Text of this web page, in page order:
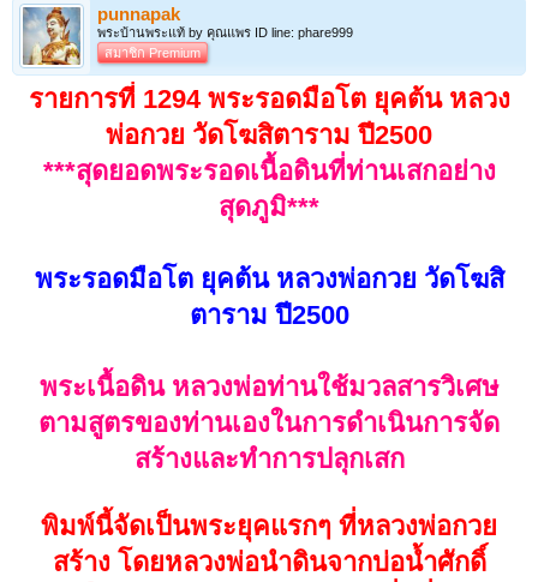
punnapak
พระบ้านพระแท้ by คุณแพร ID line: phare999
สมาชิก Premium
รายการที่ 1294 พระรอดมือโต ยุคต้น หลวง
พ่อกวย วัดโฆสิตาราม ปี2500
***สุดยอดพระรอดเนื้อดินที่ท่านเสกอย่าง
สุดภูมิ***
พระรอดมือโต ยุคต้น หลวงพ่อกวย วัดโฆสิ
ตาราม ปี2500
พระเนื้อดิน หลวงพ่อท่านใช้มวลสารวิเศษ
ตามสูตรของท่านเองในการดำเนินการจัด
สร้างและทำการปลุกเสก
พิมพ์นี้จัดเป็นพระยุคแรกๆ ที่หลวงพ่อกวย
สร้าง โดยหลวงพ่อนำดินจากบ่อน้ำศักดิ์